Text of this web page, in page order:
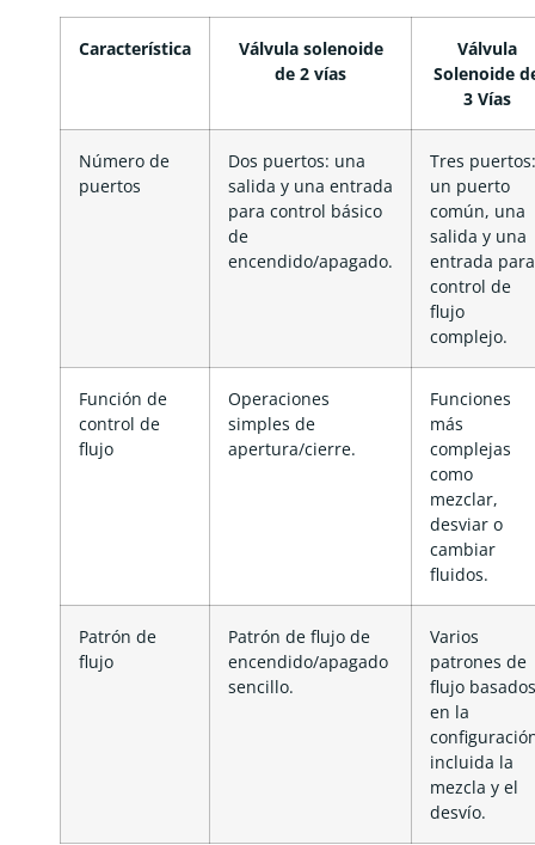
Característica
Válvula solenoide
de 2 vías
Válvula
Solenoide
3 Vías
Número de
puertos
Dos puertos: una
salida y una entrada
para control básico
de
encendido/apagado.
Tres puertos:
un puerto
común, una
salida y una
entrada para
control de
flujo
complejo.
Función de
control de
flujo
Operaciones
simples de
apertura/cierre.
Funciones
más
complejas
como
mezclar,
desviar o
cambiar
fluidos.
Patrón de
flujo
Patrón de flujo de
encendido/apagado
sencillo.
Varios
patrones de
flujo
en la
incluida la
mezcla y el
desvío.